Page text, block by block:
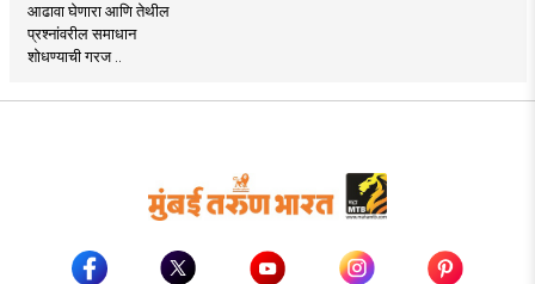
आढावा घेणारा आणि तेथील
प्रश्नांवरील समाधान
शोधण्याची गरज ..